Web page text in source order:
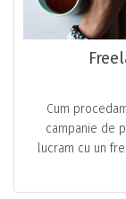
Cum
campanie de
lucram cu un